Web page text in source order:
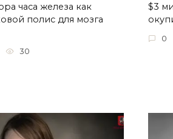
часа железа как
полис для мозга
30
$3
0